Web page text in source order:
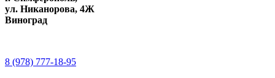
ул. Никанорова, 4Ж
Виноград
8 (978) 777-18-95